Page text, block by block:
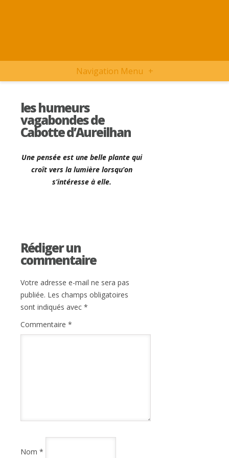
Navigation Menu +
les humeurs
vagabondes de
Cabotte d’Aureilhan
Une pensée est une belle plante qui
croît vers la lumière lorsqu’on
s’intéresse à elle.
Rédiger un
commentaire
Votre adresse e-mail ne sera pas
publiée. Les champs obligatoires
sont indiqués avec *
Commentaire *
Nom *